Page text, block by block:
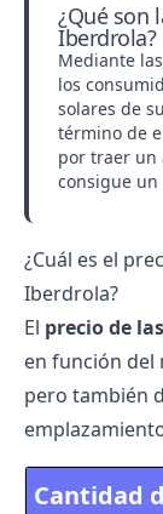
¿Qué son
Iberdrola?
Mediante las
los
solares de
término de
por traer un
consigue un
¿Cuál es el
Iberdrola?
El precio de
en función del
pero también
Cantidad